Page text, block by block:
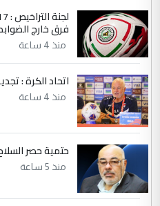
فرق خارج
منذ 4 ساعة
اتحاد الكرة :
منذ 4 ساعة
حتمية حصر
منذ 5 ساعة